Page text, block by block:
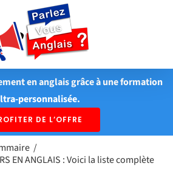
en anglais grâce à une formation
personnalisée.
DE L’OFFRE
EN ANGLAIS : Voici la liste complète